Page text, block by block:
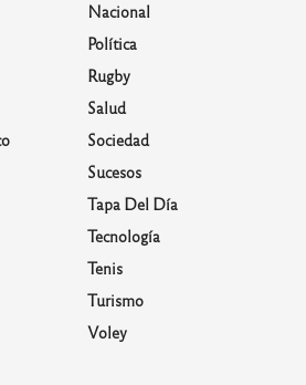
Nacional
Política
Rugby
Salud
Sociedad
Sucesos
Tapa Del Día
Tecnología
Tenis
Turismo
Voley